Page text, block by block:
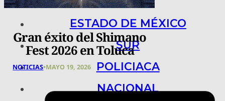
ESTADO DE MÉXICO
SUR
POLICIACA
NACIONAL
Gran éxito del Shimano
Fest 2026 en Toluca
NOTICIAS•MAYO 19, 2026